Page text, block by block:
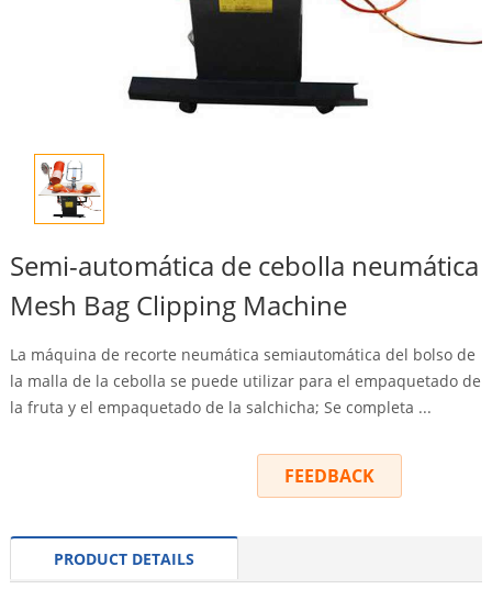
Semi-automática de cebolla neumática
Mesh Bag Clipping Machine
La máquina de recorte neumática semiautomática del bolso de
la malla de la cebolla se puede utilizar para el empaquetado de
la fruta y el empaquetado de la salchicha; Se completa ...
FEEDBACK
PRODUCT DETAILS